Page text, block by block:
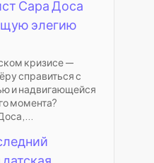
Сара Доса
элегию
кризисе —
справиться с
и надвигающейся
момента?